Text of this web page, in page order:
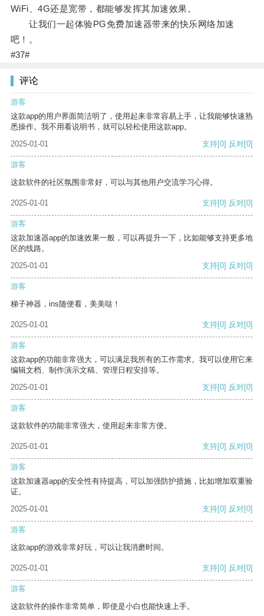
WiFi、4G还是宽带，都能够发挥其加速效果。
让我们一起体验PG免费加速器带来的快乐网络加速
吧！。
#37#
评论
游客
这款app的用户界面简洁明了，使用起来非常容易上手，让我能够快速熟
悉操作。我不用看说明书，就可以轻松使用这款app。
2025-01-01
支持[0] 反对[0]
游客
这款软件的社区氛围非常好，可以与其他用户交流学习心得。
2025-01-01 支持[0] 反对[0]
游客
这款加速器app的加速效果一般，可以再提升一下，比如能够支持更多地
区的线路。
2025-01-01
支持[0] 反对[0]
游客
梯子神器，ins随便看，美美哒！
2025-01-01 支持[0] 反对[0]
游客
这款app的功能非常强大，可以满足我所有的工作需求。我可以使用它来
编辑文档、制作演示文稿、管理日程安排等。
2025-01-01
支持[0] 反对[0]
游客
这款软件的功能非常强大，使用起来非常方便。
2025-01-01 支持[0] 反对[0]
游客
这款加速器app的安全性有待提高，可以加强防护措施，比如增加双重验
证。
2025-01-01
支持[0] 反对[0]
游客
这款app的游戏非常好玩，可以让我消磨时间。
2025-01-01 支持[0] 反对[0]
游客
这款软件的操作非常简单，即使是小白也能快速上手。